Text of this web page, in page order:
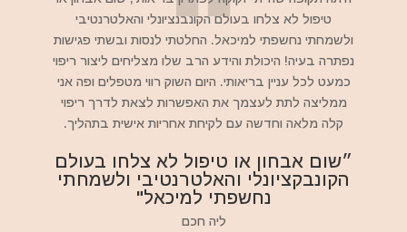
טיפול לא צלחו בעולם הקונבנציונלי והאלטרנטיבי
ולשמחתי נחשפתי למיכאל. החלטתי לנסות ובשתי פגישות
נפתרה בעיה! היכולת והידע הרב שלו מצליחים ליצור ריפוי
כמעט לכל עניין בריאותי. היום השוק רווי מטפלים ופה אני
ממליצה לתת לעצמך את האפשרות לצאת לדרך ריפוי
קלה מלאה וחדשה עם לקיחת אחריות אישית בתהליך.
״שום אבחון או טיפול לא צלחו בעולם
הקונבקציונלי והאלטרנטיבי ולשמחתי
נחשפתי למיכאל"
ליה חכם